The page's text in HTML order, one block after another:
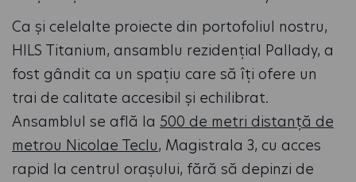
Ca și celelalte proiecte din portofoliul nostru,
HILS Titanium, ansamblu rezidențial Pallady, a
fost gândit ca un spațiu care să îți ofere un
trai de calitate accesibil și echilibrat.
Ansamblul se află la 500 de metri distanță de
metrou Nicolae Teclu, Magistrala 3, cu acces
rapid la centrul orașului, fără să depinzi de